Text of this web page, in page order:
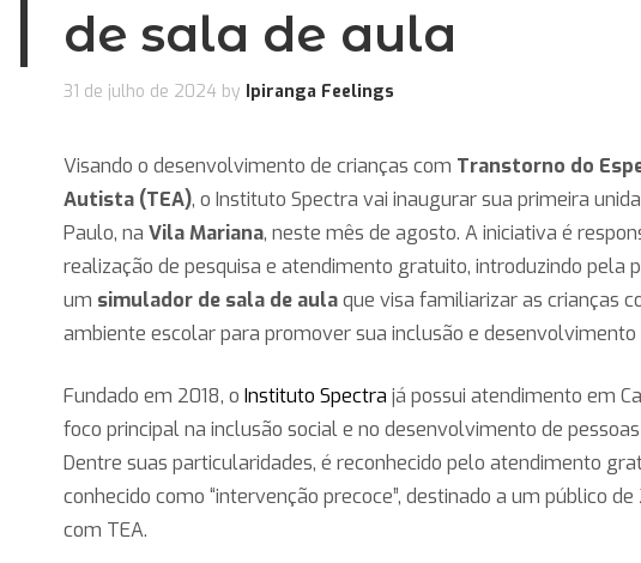
de sala de aula
31 de julho de 2024 by Ipiranga Feelings
Visando o desenvolvimento de crianças com Transtorno do
Autista (TEA), o Instituto Spectra vai inaugurar sua primeira
Paulo, naVila Mariana, neste mês de agosto. A iniciativa é
realização de pesquisa e atendimento gratuito, introduzindo pela
um simulador de sala de aulaque visa familiarizar as crianças
ambiente escolar para promover sua inclusão e desenvolvimento
Fundado em 2018, oInstituto Spectra já possui atendimento em
foco principal na inclusão social e no desenvolvimento de
Dentre suas particularidades, é reconhecido pelo atendimento
conhecido como “intervenção precoce”, destinado a um público de
com TEA.